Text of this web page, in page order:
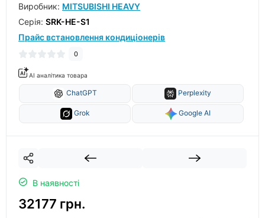
Виробник: MITSUBISHI HEAVY
Серiя: SRK-HE-S1
Прайс встановлення кондиціонерів
0
AI аналітика товара
ChatGPT Perplexity
Grok Google AI
В наявності
32177 грн.